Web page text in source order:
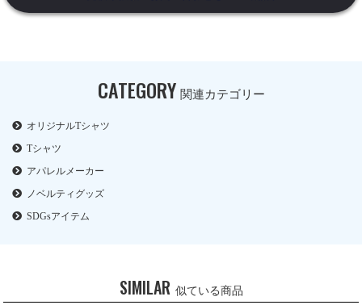
CATEGORY 関連カテゴリー
オリジナルTシャツ
Tシャツ
アパレルメーカー
ノベルティグッズ
SDGsアイテム
SIMILAR 似ている商品